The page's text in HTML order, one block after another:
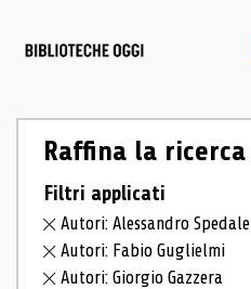
Raffina la ricerca
Filtri applicati
Autori: Alessandro Spedale
Autori: Fabio Guglielmi
Autori: Giorgio Gazzera